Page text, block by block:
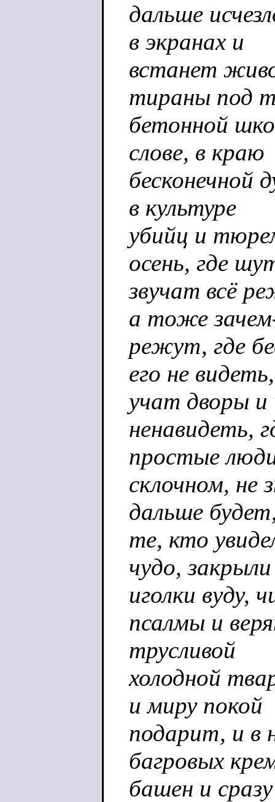
дальше
в экранах и
встанет
тираны под
бетонной
слове, в краю
бесконечной
в культуре
убийц и
осень, где
звучат всё
а тоже
режут, где
его не
учат дворы
ненавидеть,
простые
склочном, не
дальше
те, кто
чудо,
иголки вуду,
псалмы и
трусливой
холодной
и миру покой
подарит, и в
багровых
башен и